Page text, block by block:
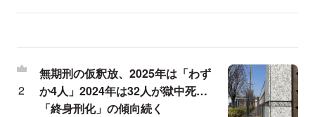
無期刑の仮釈放、2025年は「わず
か4人」2024年は32人が獄中死…
「終身刑化」の傾向続く